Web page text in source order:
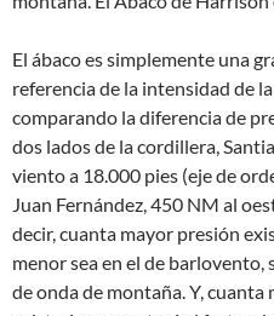
El ábaco es simplemente una
referencia de la intensidad de
comparando la diferencia de
dos lados de la cordillera,
viento a 18.000 pies (eje de
Juan Fernández, 450 NM al
decir, cuanta mayor presión
menor sea en el de
de onda de montaña. Y,